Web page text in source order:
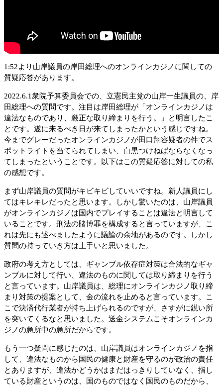
1:52より山岸議員の岸田総理へのオンラインカジノに関しての
質疑応答があります。
2022.6.1衆院予算委員会での、立憲民主党の山岸一生議員の、岸
田総理への質問です。注目は岸田総理が「オンラインカジノは
違法なものであり、厳正な取り締まりを行う。」と明言したこ
とです。遂に来るべき日が来てしまったかという感じですね。
今までグレーだったオンラインカジノが田口翔容疑者の件でス
ポットライトを当てられてしまい、白黒つけねばならなくなっ
てしまったということです。以下はこの質疑応答に対しての私
の感想です。
まず山岸議員の質問がキビキビしていいですね。新人議員にし
てはキレキレだったと思います。しかし驚いたのは、山岸議員
がオンラインカジノは国内でプレイすることは違法と明言して
いることです。刑法の賭博罪を構成すると言っていますが、こ
れは先にも述べましたように議論の余地があるのです。しかし
質問の持っていき方は上手いと思いました。
政府の考え方としては、ギャンブル依存症対策は合法的なギャ
ンブルに対して行い、違法のものに関しては取り締まりを行う
と言っています。山岸議員は、総理にオンラインカジノ取り締
まり対策の提案として、金の流れを止めると言っています。こ
こで決済代行業者が持ち上げられるのですが、さすがに鋭い所
を突いてくるなと思いました。送金システムこそオンラインカ
ジノの急所中の急所だからです。
もう一つ疑問に感じたのは、山岸議員はオンラインカジノを指
して、違法なものから国民の健康と財産を守るのが政治の責任
とありますが、違法かどうかはまだはっきりしていなく、指し
ている財産というのは、国のものではなく国民のものだから、